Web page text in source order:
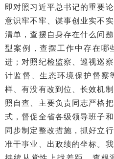
即对照习近平总书记的重要
意识牢不牢、谋事创业实不
清单，查摆自身存在什么问
型案例，查摆工作中存在哪
进；对照纪检监察、巡视巡
计监督、生态环境保护督察
样、有没有改到位、长效机
照自查、主要负责同志严格
式，督促全省各级领导班子
同步制定整改措施，抓好立
准干事业、出政绩的坐标。